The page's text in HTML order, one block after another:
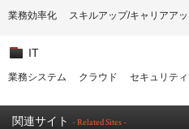
業務効率化 スキルアップ/キャリアア
IT
業務システム クラウド セキュリティ
関連サイト - Related Sites -